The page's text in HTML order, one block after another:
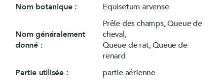
Nom botanique : Equisetum arvense
Nom généralement
donné :
Prêle des champs, Queue de
cheval,
Queue de rat, Queue de
renard
Partie utilisée :
partie aérienne